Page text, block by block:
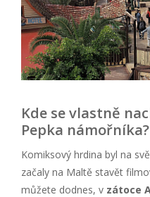
Kde se vlastně
Pepka námořníka?
Komiksový hrdina byl na
začaly na Maltě stavět
můžete dodnes, v zátoce